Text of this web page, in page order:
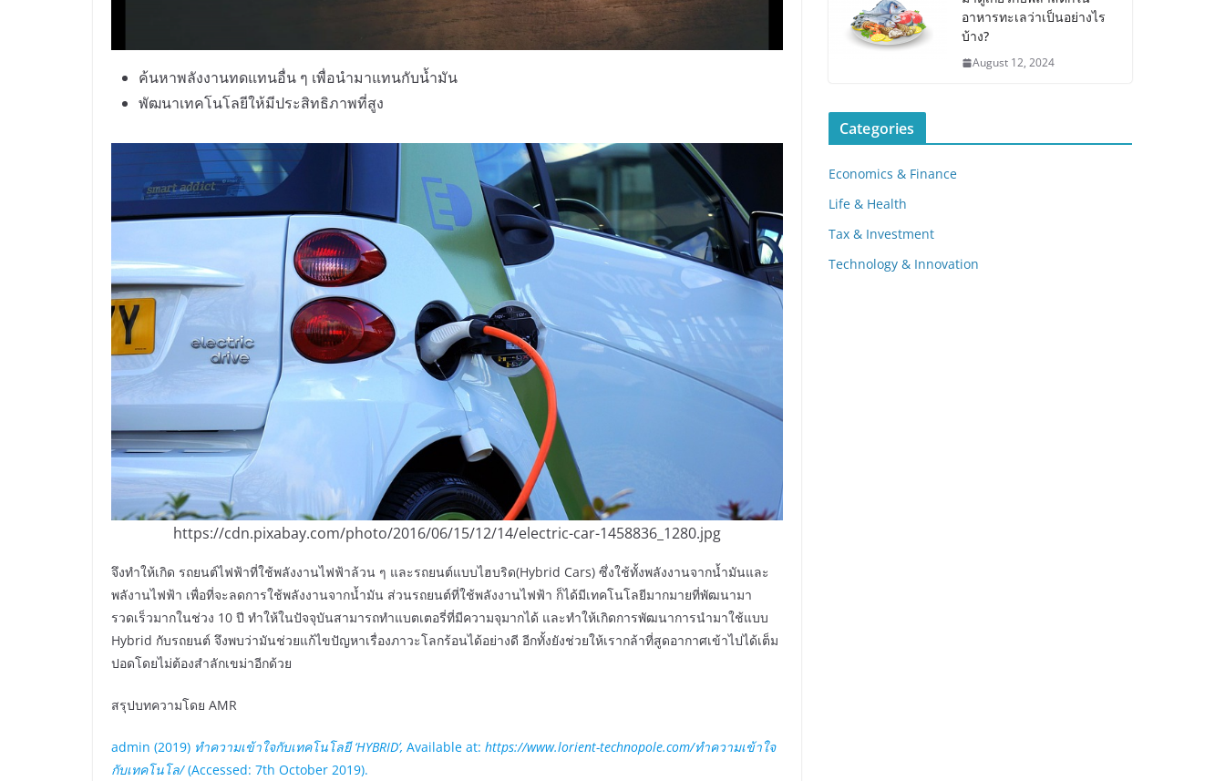
ค้นหาพลังงานทดแทนอื่น ๆ เพื่อนำมาแทนกับน้ำมัน
พัฒนาเทคโนโลยีให้มีประสิทธิภาพที่สูง
https://cdn.pixabay.com/photo/2016/06/15/12/14/electric-car-1458836_1280.jpg
จึงทำให้เกิด รถยนต์ไฟฟ้าที่ใช้พลังงานไฟฟ้าล้วน ๆ และรถยนต์แบบไฮบริด(Hybrid Cars) ซึ่งใช้ทั้งพลังงานจากน้ำมันและ
พลังานไฟฟ้า เพื่อที่จะลดการใช้พลังงานจากน้ำมัน ส่วนรถยนต์ที่ใช้พลังงานไฟฟ้า ก็ได้มีเทคโนโลยีมากมายที่พัฒนามา
รวดเร็วมากในช่วง 10 ปี ทำให้ในปัจจุบันสามารถทำแบตเตอรี่ที่มีความจุมากได้ และทำให้เกิดการพัฒนาการนำมาใช้แบบ
Hybrid กับรถยนต์ จึงพบว่ามันช่วยแก้ไขปัญหาเรื่องภาวะโลกร้อนได้อย่างดี อีกทั้งยังช่วยให้เรากล้าที่สูดอากาศเข้าไปได้เต็ม
ปอดโดยไม่ต้องสำลักเขม่าอีกด้วย
สรุปบทความโดย AMR
admin (2019) ทำความเข้าใจกับเทคโนโลยี ‘HYBRID’, Available at: https://www.lorient-technopole.com/ทำความเข้าใจ
กับเทคโนโล/(Accessed: 7th October 2019).
อาหารทะเลว่าเป็นอย่างไร
บ้าง?
August 12, 2024
Categories
Economics & Finance
Life & Health
Tax & Investment
Technology & Innovation